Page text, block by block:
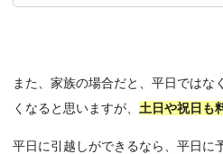
また、家族の場合だと、平日ではな
くなると思いますが、 土日や祝日も
平日に引越しができるなら、平日に